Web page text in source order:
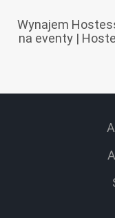
Wynajem
na eventy |